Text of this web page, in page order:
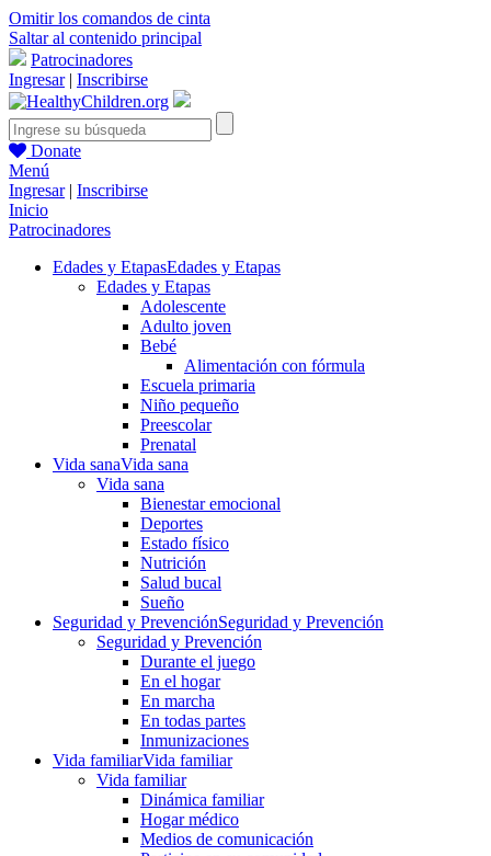
Omitir los comandos de cinta
Saltar al contenido principal
Patrocinadores
Ingresar| Inscribirse
Donate
Menú
Ingresar| Inscribirse
Inicio
Patrocinadores
Edades y EtapasEdades y Etapas
Edades y Etapas
Adolescente
Adulto joven
Bebé
Alimentación con fórmula
Escuela primaria
Niño pequeño
Preescolar
Prenatal
Vida sanaVida sana
Vida sana
Bienestar emocional
Deportes
Estado físico
Nutrición
Salud bucal
Sueño
Seguridad y PrevenciónSeguridad y Prevención
Seguridad y Prevención
Durante el juego
En el hogar
En marcha
En todas partes
Inmunizaciones
Vida familiarVida familiar
Vida familiar
Dinámica familiar
Hogar médico
Medios de comunicación